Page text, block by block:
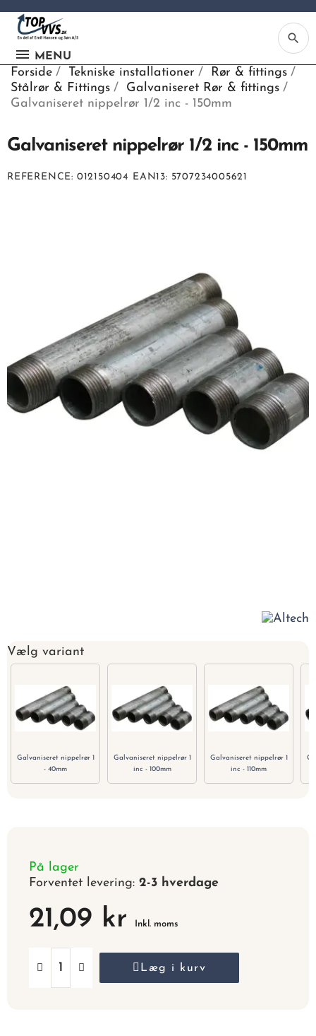
MENU
search
Forside Tekniske installationer
Rør & fittings
Stålrør & Fittings
Galvaniseret Rør & fittings
Galvaniseret nippelrør 1/2 inc - 150mm
Galvaniseret nippelrør 1/2 inc - 150mm
REFERENCE 012150404 EAN13 5707234005621
Vælg variant
Galvaniseret nippelrør 1
- 40mm
Galvaniseret nippelrør 1
inc - 100mm
Galvaniseret nippelrør 1
inc - 110mm
På lager
Forventet levering: 2-3 hverdage
21,09 kr Inkl. moms
Læg i kurv